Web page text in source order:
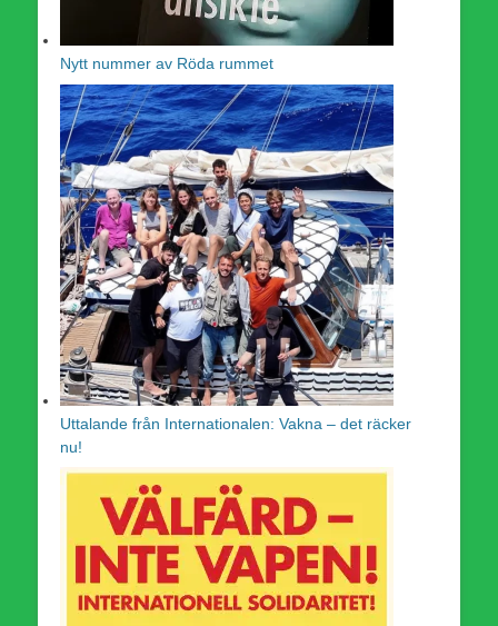
Nytt nummer av Röda rummet
Uttalande från Internationalen: Vakna – det räcker
nu!